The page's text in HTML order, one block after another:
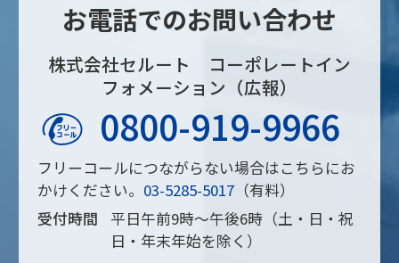
お電話でのお問い合わせ
株式会社セルート コーポレートイン
フォメーション（広報）
0800-919-9966
フリーコールにつながらない場合はこちらにお
かけください。 03-5285-5017（有料）
受付時間
平日午前9時～午後6時（土・日・祝
日・年末年始を除く）